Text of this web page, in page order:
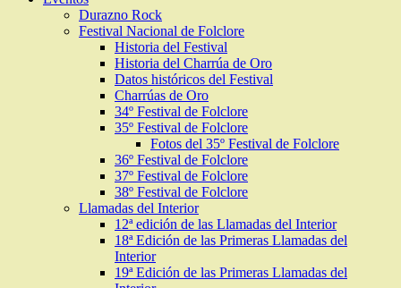
Durazno Rock
Festival Nacional de Folclore
Historia del Festival
Historia del Charrúa de Oro
Datos históricos del Festival
Charrúas de Oro
34º Festival de Folclore
35º Festival de Folclore
Fotos del 35º Festival de Folclore
36º Festival de Folclore
37º Festival de Folclore
38º Festival de Folclore
Llamadas del Interior
12ª edición de las Llamadas del Interior
18ª Edición de las Primeras Llamadas del
Interior
19ª Edición de las Primeras Llamadas del